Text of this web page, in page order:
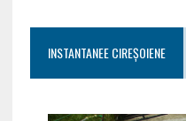
INSTANTANEE CIREȘOIENE